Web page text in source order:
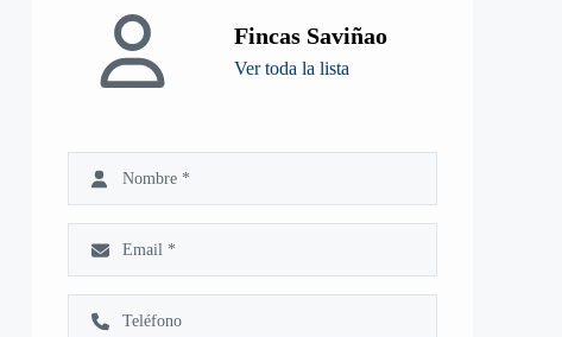
Fincas Saviñao
Ver toda la lista